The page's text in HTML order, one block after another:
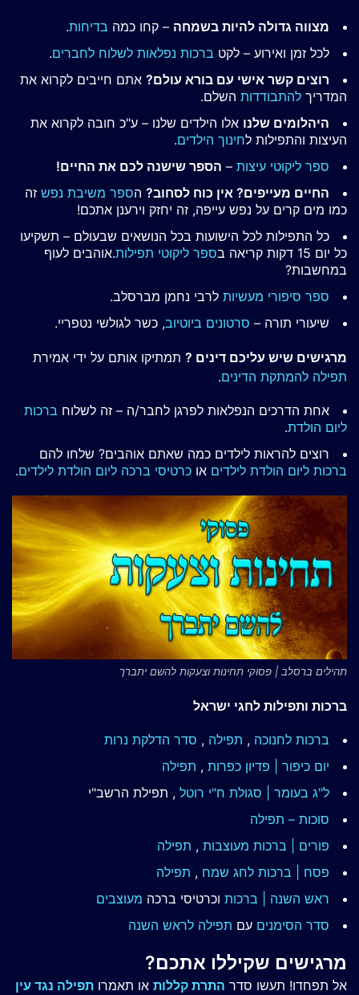
מצווה גדולה להיות בשמחה – קחו כמה בדיחות.
לכל זמן ואירוע – לקט ברכות נפלאות לשלוח לחברים.
רוצים קשר אישי עם בורא עולם? אתם חייבים לקרוא את
המדריך להתבודדות השלם.
היהלומים שלנו אלו הילדים שלנו – ע"כ חובה לקרוא את
העיצות והתפילות לחינוך הילדים.
ספר ליקוטי עיצות – הספר שישנה לכם את החיים!
החיים מעייפים? אין כוח לסחוב? הספר משיבת נפש זה
כמו מים קרים על נפש עייפה, זה יחזק וירענן אתכם!
כל התפילות לכל הישועות בכל הנושאים שבעולם – תשקיעו
כל יום 15 דקות קריאה ב
ספר ליקוטי תפילות.אוהבים לעוף
במחשבות?
ספר סיפורי מעשיות לרבי נחמן מברסלב.
שיעורי תורה – סרטונים ביוטיוב, כשר לגולשי נטפריי.
מרגישים שיש עליכם דינים ? תמתיקו אותם על ידי אמירת
תפילה להמתקת הדינים.
אחת הדרכים הנפלאות לפרגן לחבר/ה – זה לשלוח ברכות
ליום הולדת.
רוצים להראות לילדים כמה שאתם אוהבים? שלחו להם
ברכות ליום הולדת לילדים או כרטיסי ברכה ליום הולדת לילדים.
תהילים ברסלב | פסוקי תחינות וצעקות להשם יתברך
ברכות ותפילות לחגי ישראל
ברכות לחנוכה , תפילה , סדר הדלקת נרות
יום כיפור | פדיון כפרות , תפילה
ל"ג בעומר | סגולת ח"י רוטל , תפילת הרשב"י
סוכות – תפילה
פורים | ברכות מעוצבות , תפילה
פסח | ברכות לחג שמח , תפילה
ראש השנה | ברכות וכרטיסי ברכה מעוצבים
סדר הסימנים עם תפילה לראש השנה
מרגישים שקיללו אתכם?
אל תפחדו! תעשו סדר התרת קללות או תאמרו תפילה נגד עין